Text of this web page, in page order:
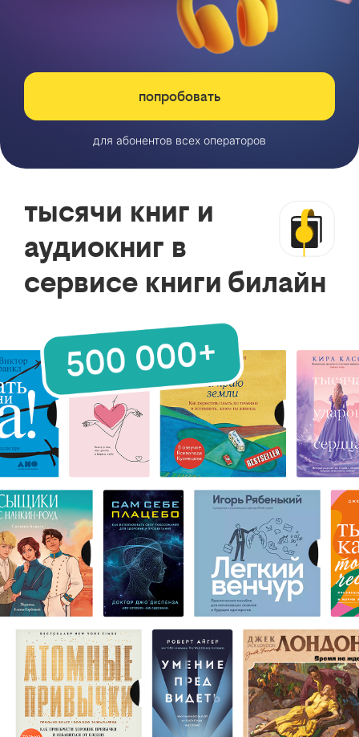
попробовать
для абонентов всех операторов
тысячи книг и
аудиокниг в
сервисе книги билайн